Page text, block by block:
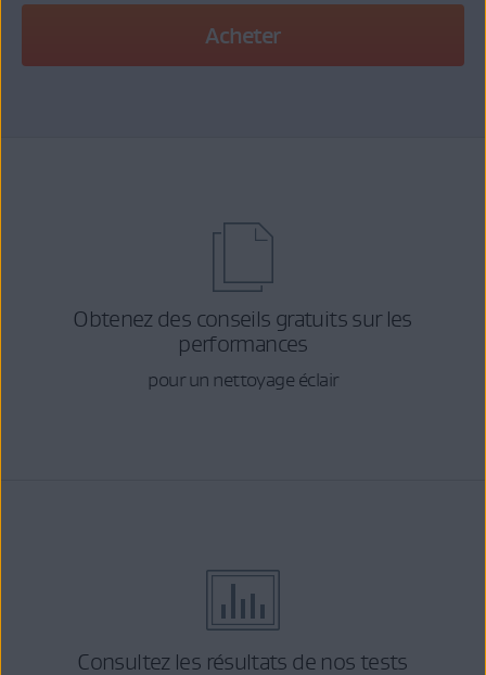
Acheter
Obtenez des conseils gratuits sur les
performances
pour un nettoyage éclair
Consultez les résultats de nos tests